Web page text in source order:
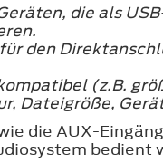
die als
den
(z.B.
Dateigröße,
die AUX-
bedient